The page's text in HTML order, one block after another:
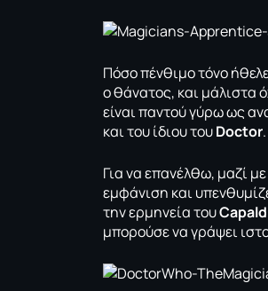
Πόσο πένθιμο τόνο
ο θάνατος, και μάλιστα
είναι παντού γύρω ως
και του ίδιου τουDoctor.
Για να επανέλθω, μαζί
εμφάνιση και
την ερμηνεία του
μπορούσε να γράψει